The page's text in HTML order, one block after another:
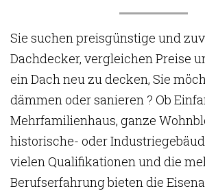
Sie suchen preisgünstige und
Dachdecker, vergleichen Preise
ein Dach neu zu decken, Sie
dämmen oder sanieren ? Ob
Mehrfamilienhaus, ganze
historische- oder
vielen Qualifikationen und die
Berufserfahrung bieten die